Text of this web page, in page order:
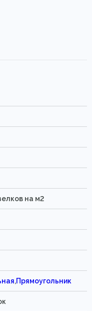
на м2
,Прямоугольник